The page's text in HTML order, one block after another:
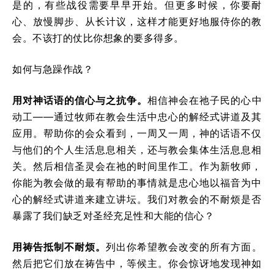
是的，有些战役需要早早开始。但更多时候，你要耐
心、放慢脚步、从长计议，这样才能更好地服侍你的教
会。不该打的仗比你想象的要多得多。
如何与急躁作战？
用对神话语的信心与之抗争。相信神会在祂子民的心中
动工——通过牧师在教会生活中忠心的解经式讲道及其
应用。帮助你的会众看到，一周又一周，神的话语不仅
与他们的个人生活息息相关，还与教会集体生活息息相
关。然后相信圣灵会在祂的时间里作工。作为新牧师，
你能为教会做的最有帮助的事情就是忠心地以福音为中
心的解经式讲道来建立讲坛。我们对教会的不耐烦是否
暴露了我们缺乏对圣经充足性和大能的信心？
用祷告抵制不耐烦。列出你希望教会改变的所有方面。
然后把它们放在祷告中，等候主。你会惊讶地发现神如